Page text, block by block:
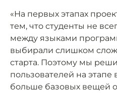
«На первых этапах
тем, что студенты не
между языками
выбирали слишком
старта. Поэтому мы
пользователей на этапе
больше базовых вещей